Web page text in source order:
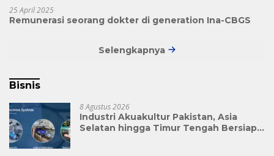
25 April 2025
Remunerasi seorang dokter di generation Ina-CBGS
Selengkapnya
Bisnis
8 Agustus 2026
Industri Akuakultur Pakistan, Asia
Selatan hingga Timur Tengah Bersiap